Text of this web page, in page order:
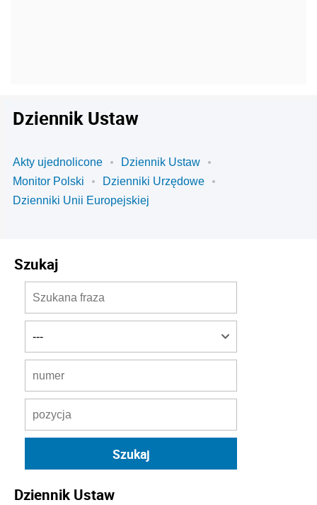
Dziennik Ustaw
Akty ujednolicone
Dziennik Ustaw
Monitor Polski
Dzienniki Urzędowe
Dzienniki Unii Europejskiej
Szukaj
Dziennik Ustaw